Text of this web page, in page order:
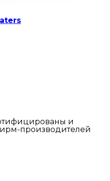
и
производителей